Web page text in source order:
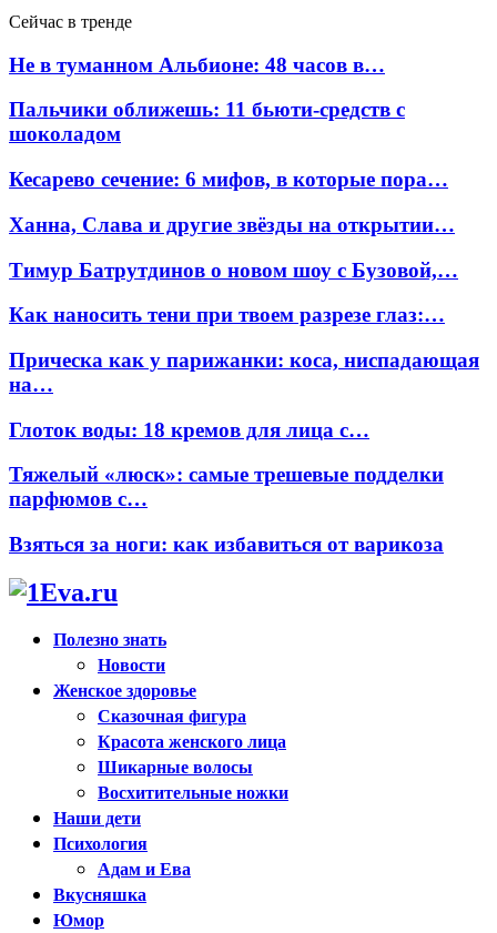
Сейчас в тренде
Не в туманном Альбионе: 48 часов в…
Пальчики оближешь: 11 бьюти-средств с
шоколадом
Кесарево сечение: 6 мифов, в которые пора…
Ханна, Слава и другие звёзды на открытии…
Тимур Батрутдинов о новом шоу с Бузовой,…
Как наносить тени при твоем разрезе глаз:…
Прическа как у парижанки: коса, ниспадающая
на…
Глоток воды: 18 кремов для лица с…
Тяжелый «люск»: самые трешевые подделки
парфюмов с…
Взяться за ноги: как избавиться от варикоза
Полезно знать
Новости
Женское здоровье
Сказочная фигура
Красота женского лица
Шикарные волосы
Восхитительные ножки
Наши дети
Психология
Адам и Ева
Вкусняшка
Юмор